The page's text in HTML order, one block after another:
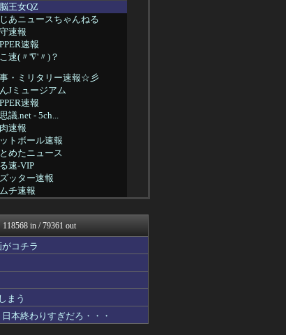
王女QZ
あニュースちゃんねる
速報
速報
速(〃'∇'〃)？
・ミリタリー速報☆彡
Jミュージアム
速報
議.net - 5ch...
速報
トボール速報
めたニュース
速-VIP
ッター速報
チ速報
まとめもりー｜2c...
ールデンタイムズ
るじゃんる
速-VIP
しん！
娘まとめ速報うまろぐ
ファルファモザイク＠ネ...
118568 in / 79361 out
コチラ
まう
本終わりすぎだろ・・・